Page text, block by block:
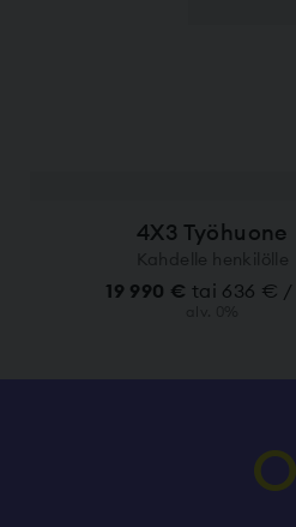
4X3 Työhuone
Kahdelle henkilölle
19 990 € tai 636 € /